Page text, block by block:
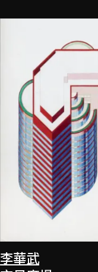
李華武